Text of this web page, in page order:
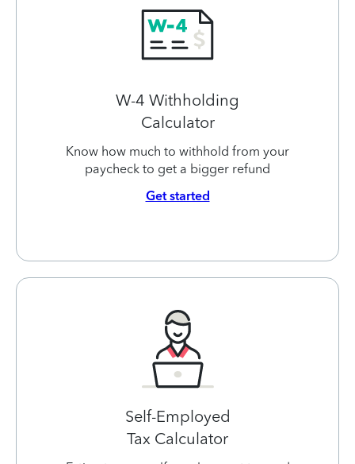
W-4 Withholding
Calculator
Know how much to withhold from your
paycheck to get a bigger refund
Get started
Self-Employed
Tax Calculator